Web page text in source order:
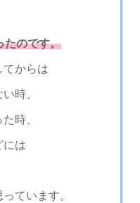
たのです。
てからは
時、
時、
には
ています。